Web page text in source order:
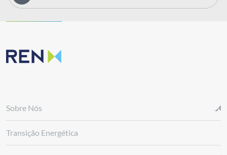
Sobre Nós
Transição Energética